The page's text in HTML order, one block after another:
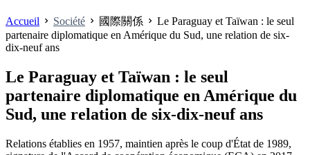
Accueil Société 國際關係
Le Paraguay et Taïwan : le seul
partenaire diplomatique en Amérique du Sud, une relation de six-
dix-neuf ans
Le Paraguay et Taïwan : le seul
partenaire diplomatique en Amérique du
Sud, une relation de six-dix-neuf ans
Relations établies en 1957, maintien après le coup d'État de 1989,